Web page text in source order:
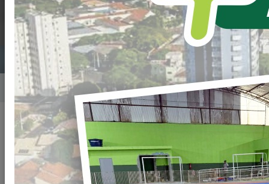
LOANDA.
Home Notícias
Publicado em: 26/11/2024 19:30